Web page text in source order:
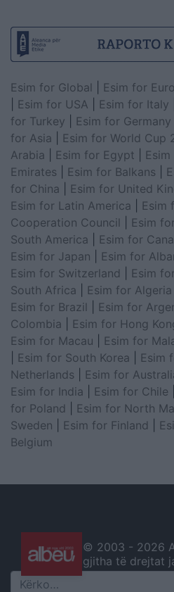
Esim for Global Esim for
Esim for USA Esim for Italy
for Turkey
Esim for Germany
for Asia
Esim for World Cup
Arabia
Esim for Egypt
Emirates
Esim for Balkans
for China
Esim for United
Esim for Latin America
Esim
Cooperation Council
Esim
South America
Esim for
Esim for Japan
Esim for
Esim for Switzerland
Esim
South Africa
Esim for Algeria
Esim for Brazil
Esim for
Colombia
Esim for Hong
Esim for Macau
Esim for
Esim for South Korea Esim
Netherlands
Esim for
Esim for India
Esim for Chile
for Poland
Esim for North
Sweden
Esim for Finland
Belgium
© 2003 - 2026
gjitha të drejtat